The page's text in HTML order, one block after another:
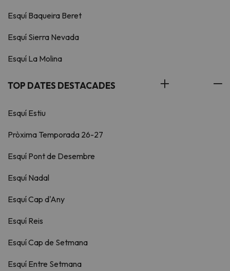
Esquí Baqueira Beret
Esquí Sierra Nevada
Esquí La Molina
TOP DATES DESTACADES
Esquí Estiu
Pròxima Temporada 26-27
Esquí Pont de Desembre
Esquí Nadal
Esquí Cap d'Any
Esquí Reis
Esquí Cap de Setmana
Esquí Entre Setmana